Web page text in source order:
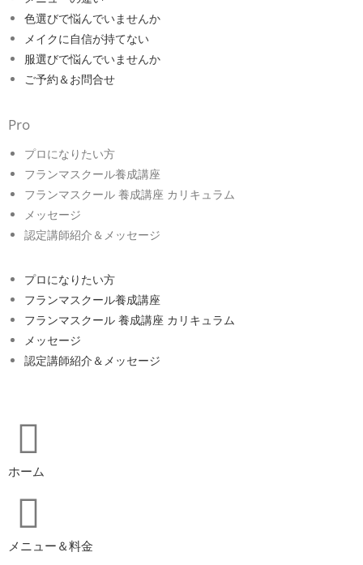
色選びで悩んでいませんか
メイクに自信が持てない
服選びで悩んでいませんか
ご予約＆お問合せ
Pro
プロになりたい方
フランマスクール養成講座
フランマスクール 養成講座 カリキュラム
メッセージ
認定講師紹介＆メッセージ
プロになりたい方
フランマスクール養成講座
フランマスクール 養成講座 カリキュラム
メッセージ
認定講師紹介＆メッセージ
ホーム
メニュー＆料金